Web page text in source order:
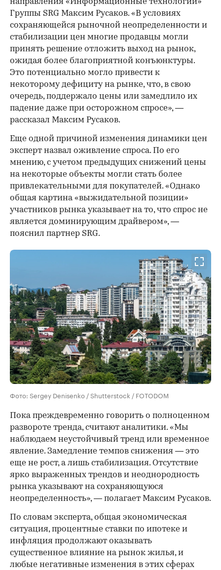
Группы SRG Максим Русаков. «В условиях
сохраняющейся рыночной неопределенности и
стабилизации цен многие продавцы могли
принять решение отложить выход на рынок,
ожидая более благоприятной конъюнктуры.
Это потенциально могло привести к
некоторому дефициту на рынке, что, в свою
очередь, поддержало цены или замедлило их
падение даже при осторожном спросе», —
рассказал Максим Русаков.
Еще одной причиной изменения динамики цен
эксперт назвал оживление спроса. По его
мнению, с учетом предыдущих снижений цены
на некоторые объекты могли стать более
привлекательными для покупателей. «Однако
общая картина «выжидательной позиции»
участников рынка указывает на то, что спрос не
является доминирующим драйвером», —
пояснил партнер SRG.
Фото: Sergey Denisenko / Shutterstock / FOTODOM
Пока преждевременно говорить о полноценном
развороте тренда, считают аналитики. «Мы
наблюдаем неустойчивый тренд или временное
явление. Замедление темпов снижения — это
еще не рост, а лишь стабилизация. Отсутствие
ярко выраженных трендов и неоднородность
рынка указывают на сохраняющуюся
неопределенность», — полагает Максим Русаков.
По словам эксперта, общая экономическая
ситуация, процентные ставки по ипотеке и
инфляция продолжают оказывать
существенное влияние на рынок жилья, и
любые негативные изменения в этих сферах